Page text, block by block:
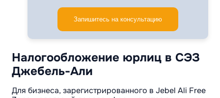
Запишитесь на консультацию
Налогообложение юрлиц в СЭЗ
Джебель-Али
Для бизнеса, зарегистрированного в Jebel Ali Free